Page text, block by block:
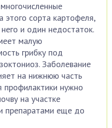
этого сорта картофеля,
и один недостаток.
малую
грибку под
Заболевание
на нижнюю часть
профилактики нужно
на участке
препаратами еще до